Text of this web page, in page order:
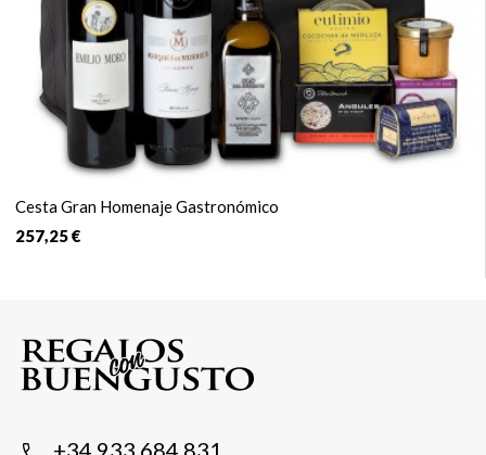
Cesta Gran Homenaje Gastronómico
257,25 €
+34 933 684 831